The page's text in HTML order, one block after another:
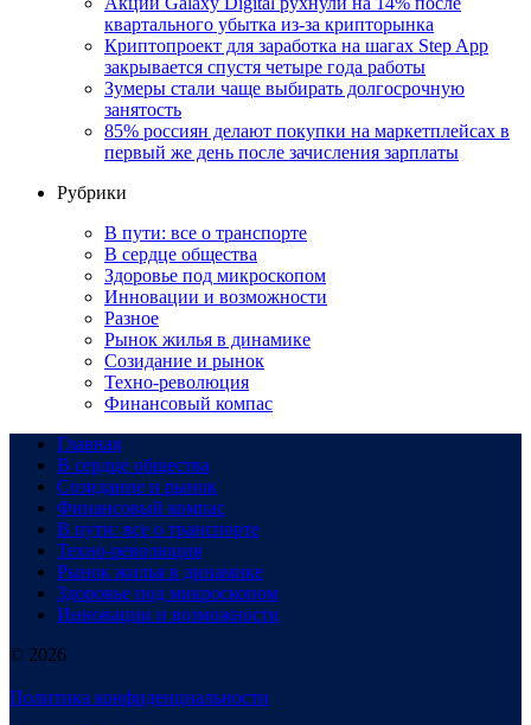
квартального убытка из-за крипторынка
Криптопроект для заработка на шагах Step App
закрывается спустя четыре года работы
Зумеры стали чаще выбирать долгосрочную
занятость
85% россиян делают покупки на маркетплейсах в
первый же день после зачисления зарплаты
Рубрики
В пути: все о транспорте
В сердце общества
Здоровье под микроскопом
Инновации и возможности
Разное
Рынок жилья в динамике
Созидание и рынок
Техно-революция
Финансовый компас
Главная
В сердце общества
Созидание и рынок
Финансовый компас
В пути: все о транспорте
Техно-революция
Рынок жилья в динамике
Здоровье под микроскопом
Инновации и возможности
© 2026
Политика конфиденциальности